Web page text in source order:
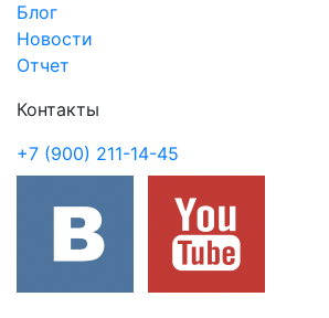
Блог
Новости
Отчет
Контакты
+7 (900) 211-14-45